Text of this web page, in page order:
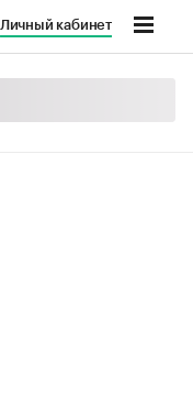
Личный кабинет